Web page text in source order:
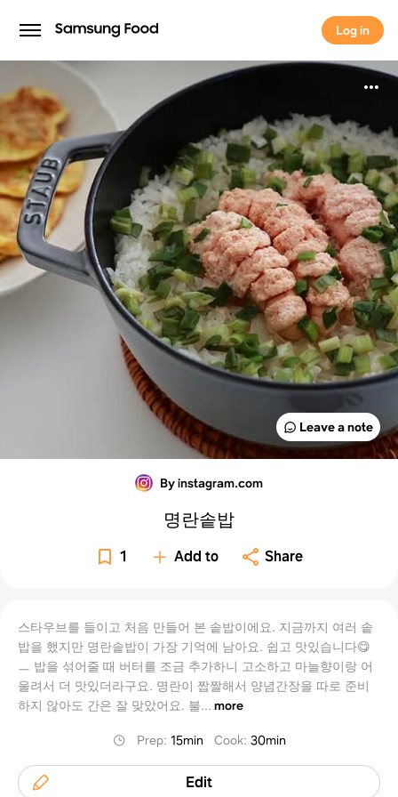
Log in
Log in
Leave a note
By instagram.com
명란솥밥
1 Add to Share
스타우브를 들이고 처음 만들어 본 솥밥이에요. 지금까지 여러 솥
밥을 했지만 명란솥밥이 가장 기억에 남아요. 쉽고 맛있습니다😋
ㅡ 밥을 섞어줄 때 버터를 조금 추가하니 고소하고 마늘향이랑 어
울려서 더 맛있더라구요. 명란이 짭짤해서 양념간장을 따로 준비
하지 않아도 간은 잘 맞았어요. 불... more
Prep: 15min Cook: 30min
Edit